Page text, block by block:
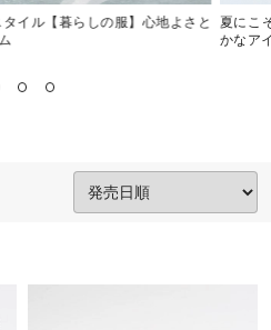
イル【暮らしの服】心地よさと
夏にこ
かなア